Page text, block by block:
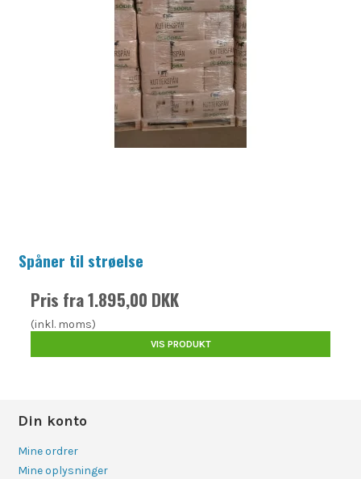
Spåner til strøelse
Pris fra1.895,00 DKK
(inkl. moms)
VIS PRODUKT
Din konto
Mine ordrer
Mine oplysninger